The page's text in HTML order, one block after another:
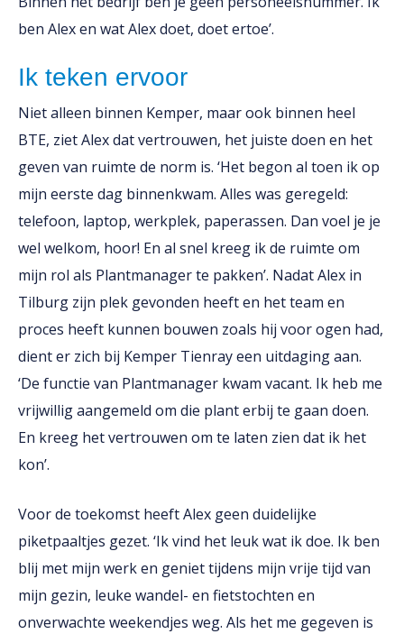
ben Alex en wat Alex doet, doet ertoe’.
Ik teken ervoor
Niet alleen binnen Kemper, maar ook binnen heel
BTE, ziet Alex dat vertrouwen, het juiste doen en het
geven van ruimte de norm is. ‘Het begon al toen ik op
mijn eerste dag binnenkwam. Alles was geregeld:
telefoon, laptop, werkplek, paperassen. Dan voel je je
wel welkom, hoor! En al snel kreeg ik de ruimte om
mijn rol als Plantmanager te pakken’. Nadat Alex in
Tilburg zijn plek gevonden heeft en het team en
proces heeft kunnen bouwen zoals hij voor ogen had,
dient er zich bij Kemper Tienray een uitdaging aan.
‘De functie van Plantmanager kwam vacant. Ik heb me
vrijwillig aangemeld om die plant erbij te gaan doen.
En kreeg het vertrouwen om te laten zien dat ik het
kon’.
Voor de toekomst heeft Alex geen duidelijke
piketpaaltjes gezet. ‘Ik vind het leuk wat ik doe. Ik ben
blij met mijn werk en geniet tijdens mijn vrije tijd van
mijn gezin, leuke wandel- en fietstochten en
onverwachte weekendjes weg. Als het me gegeven is